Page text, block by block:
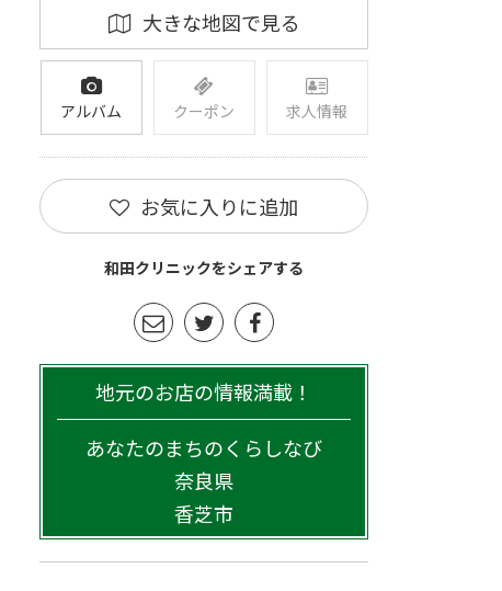
大きな地図で見る
アルバム クーポン 求人情報
お気に入りに追加
和田クリニックをシェアする
地元のお店の情報満載！
あなたのまちのくらしなび
奈良県
香芝市